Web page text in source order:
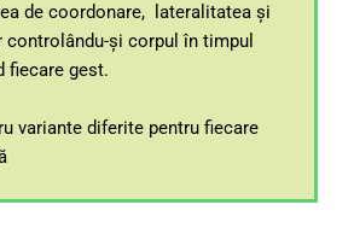
de coordonare, lateralitatea și
și corpul în timpul
fiecare gest.
variante diferite pentru fiecare